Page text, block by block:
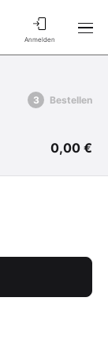
Anmelden
Bestellen
0,00 €